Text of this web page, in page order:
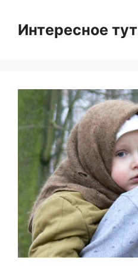
contentИнтересное тут